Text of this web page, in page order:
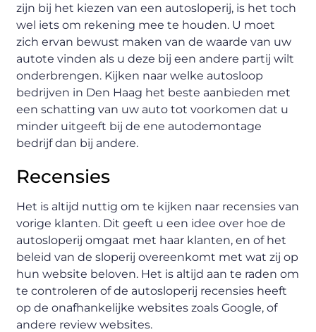
zijn bij het kiezen van een autosloperij, is het toch
wel iets om rekening mee te houden. U moet
zich ervan bewust maken van de waarde van uw
autote vinden als u deze bij een andere partij wilt
onderbrengen. Kijken naar welke autosloop
bedrijven in Den Haag het beste aanbieden met
een schatting van uw auto tot voorkomen dat u
minder uitgeeft bij de ene autodemontage
bedrijf dan bij andere.
Recensies
Het is altijd nuttig om te kijken naar recensies van
vorige klanten. Dit geeft u een idee over hoe de
autosloperij omgaat met haar klanten, en of het
beleid van de sloperij overeenkomt met wat zij op
hun website beloven. Het is altijd aan te raden om
te controleren of de autosloperij recensies heeft
op de onafhankelijke websites zoals Google, of
andere review websites.